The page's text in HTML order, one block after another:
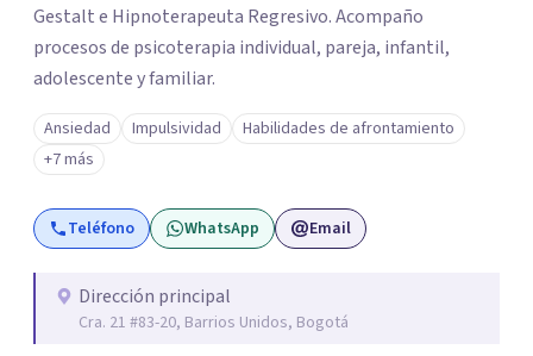
Gestalt e Hipnoterapeuta Regresivo. Acompaño
procesos de psicoterapia individual, pareja, infantil,
adolescente y familiar.
Ansiedad Impulsividad
Habilidades de afrontamiento
+7 más
Teléfono WhatsApp Email
Dirección principal
Cra. 21 #83-20, Barrios Unidos, Bogotá